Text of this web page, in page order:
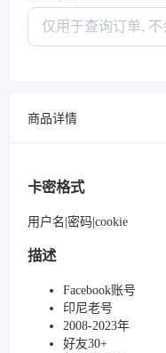
商品详情
卡密格式
用户名|密码|cookie
描述
Facebook账号
印尼老号
2008-2023年
好友30+